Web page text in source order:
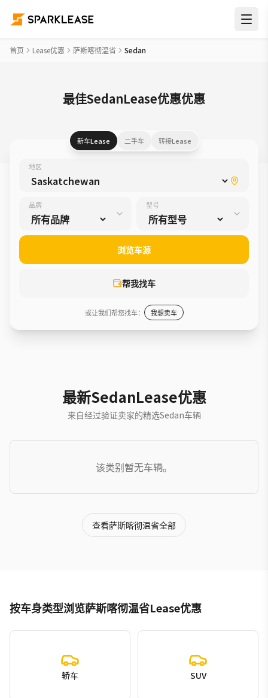
首页 Lease优惠 萨斯喀彻温省 Sedan
最佳SedanLease优惠优惠
新车Lease 二手车 转接Lease
地区
品牌 型号
帮我找车
浏览车源
或让我们帮您找车： 我想卖车
最新SedanLease优惠
来自经过验证卖家的精选Sedan车辆
该类别暂无车辆。
查看萨斯喀彻温省全部
按车身类型浏览萨斯喀彻温省Lease优惠
轿车 SUV